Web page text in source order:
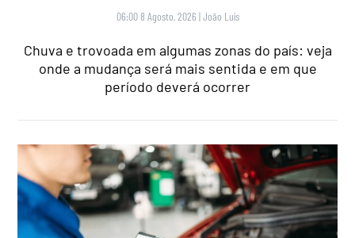
06:00 8 Agosto, 2026 |João Luís
Chuva e trovoada em algumas zonas do país: veja
onde a mudança será mais sentida e em que
período deverá ocorrer